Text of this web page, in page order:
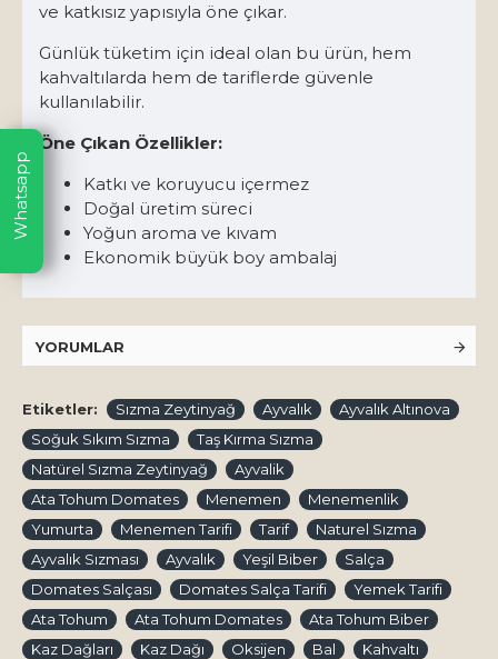
ve katkısız yapısıyla öne çıkar.
Günlük tüketim için ideal olan bu ürün, hem
kahvaltılarda hem de tariflerde güvenle
kullanılabilir.
Öne Çıkan Özellikler:
Katkı ve koruyucu içermez
Doğal üretim süreci
Yoğun aroma ve kıvam
Ekonomik büyük boy ambalaj
YORUMLAR
Etiketler: Sızma Zeytinyağ Ayvalık
Ayvalık Altınova
Soğuk Sıkım Sızma
Taş Kırma Sızma
Natürel Sızma Zeytinyağ
Ayvalik
Ata Tohum Domates
Menemen
Menemenlik
Yumurta
Menemen Tarifi Tarif
Naturel Sızma
Ayvalık Sızması
Ayvalık Yeşil Biber
Salça
Domates Salçası
Domates Salça Tarifi
Yemek Tarifi
Ata Tohum
Ata Tohum Domates
Ata Tohum Biber
Kaz Dağları
Kaz Dağı Oksijen Bal
Kahvaltı
Whatsapp